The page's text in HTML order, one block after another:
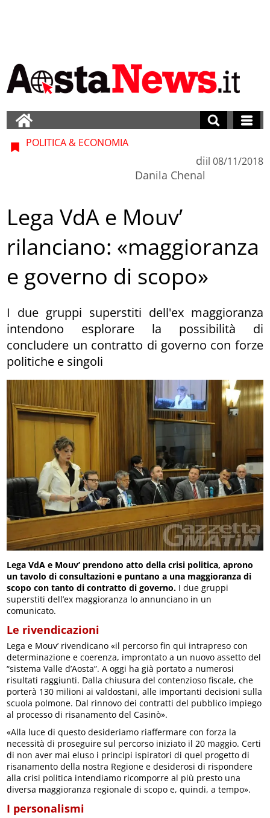
POLITICA & ECONOMIA
di
Danila Chenal
il 08/11/2018
Lega VdA e Mouv’
rilanciano: «maggioranza
e governo di scopo»
I due gruppi superstiti dell'ex maggioranza
intendono esplorare la possibilità di
concludere un contratto di governo con forze
politiche e singoli
Lega VdA e Mouv’ prendono atto della crisi politica, aprono
un tavolo di consultazioni e puntano a una maggioranza di
scopo con tanto di contratto di governo. I due gruppi
superstiti dell’ex maggioranza lo annunciano in un
comunicato.
Le rivendicazioni
Lega e Mouv’ rivendicano «il percorso fin qui intrapreso con
determinazione e coerenza, improntato a un nuovo assetto del
“sistema Valle d’Aosta”. A oggi ha già portato a numerosi
risultati raggiunti. Dalla chiusura del contenzioso fiscale, che
porterà 130 milioni ai valdostani, alle importanti decisioni sulla
scuola polmone. Dal rinnovo dei contratti del pubblico impiego
al processo di risanamento del Casinò».
«Alla luce di questo desideriamo riaffermare con forza la
necessità di proseguire sul percorso iniziato il 20 maggio. Certi
di non aver mai eluso i principi ispiratori di quel progetto di
risanamento della nostra Regione e desiderosi di rispondere
alla crisi politica intendiamo ricomporre al più presto una
diversa maggioranza regionale di scopo e, quindi, a tempo».
I personalismi